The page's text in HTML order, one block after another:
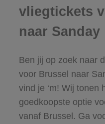
vliegtickets
naar Sanday
Ben jij op zoek naar
voor Brussel naar
vind je ‘m! Wij tonen
goedkoopste optie
vanaf Brussel. Ga